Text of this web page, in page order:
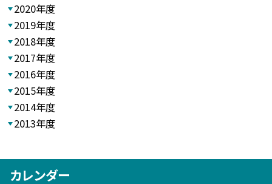
2020年度
2019年度
2018年度
2017年度
2016年度
2015年度
2014年度
2013年度
カレンダー